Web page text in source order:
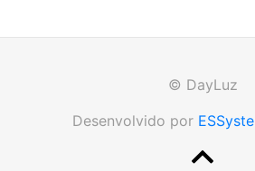
© DayLuz
Desenvolvido por